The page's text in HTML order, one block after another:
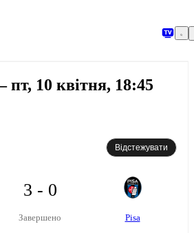
пт, 10 квітня, 18:45
Відстежувати
3 - 0
Завершено Pisa